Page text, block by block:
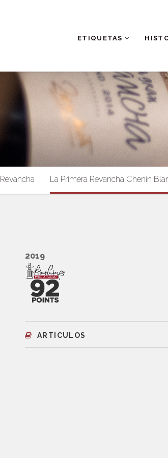
ETIQUETAS
Revancha La Primera Revancha Chenin
2019
ARTICULOS